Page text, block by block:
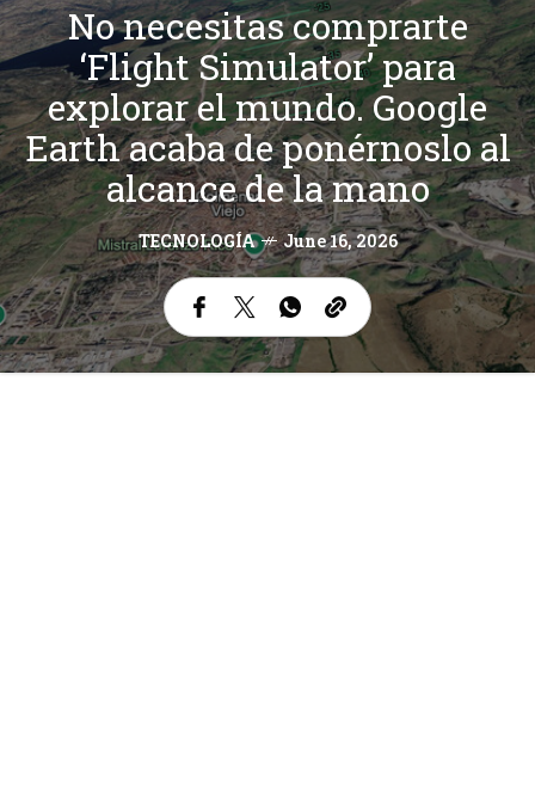
No necesitas comprarte
‘Flight Simulator’ para
explorar el mundo. Google
Earth acaba de ponérnoslo al
alcance de la mano
TECNOLOGÍA June 16, 2026